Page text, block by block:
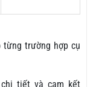
trường hợp cụ
chi tiết và cam kết